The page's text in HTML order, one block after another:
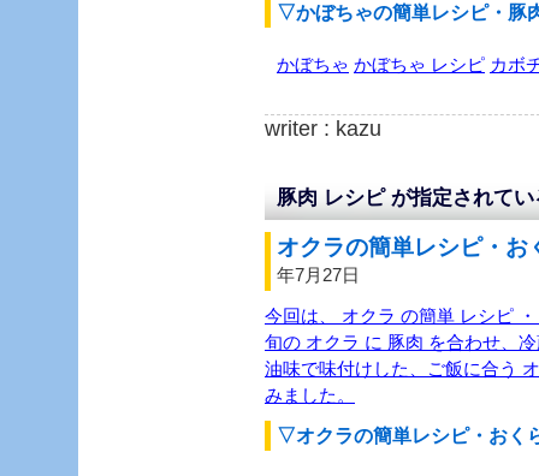
▽かぼちゃの簡単レシピ・豚
かぼちゃ かぼちゃ レシピ カボ
writer : kazu
豚肉 レシピ が指定されて
オクラの簡単レシピ・
年7月27日
今回は、 オクラ の簡単 レシピ
旬の オクラ に 豚肉 を合わせ、
油味で味付けした、ご飯に合う
みました。
▽オクラの簡単レシピ・おく